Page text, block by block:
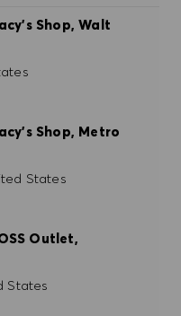
Shop, Walt
Shop, Metro
States
Outlet,
States